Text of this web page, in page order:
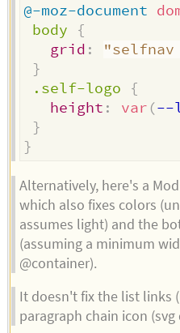
@-moz-document
body
{
grid :
}
.self-logo
{
height : var (--
}
}
Alternatively, here's a
which also fixes colors
assumes light) and the
(assuming a minimum
@container).
It doesn't fix the list links
paragraph chain icon